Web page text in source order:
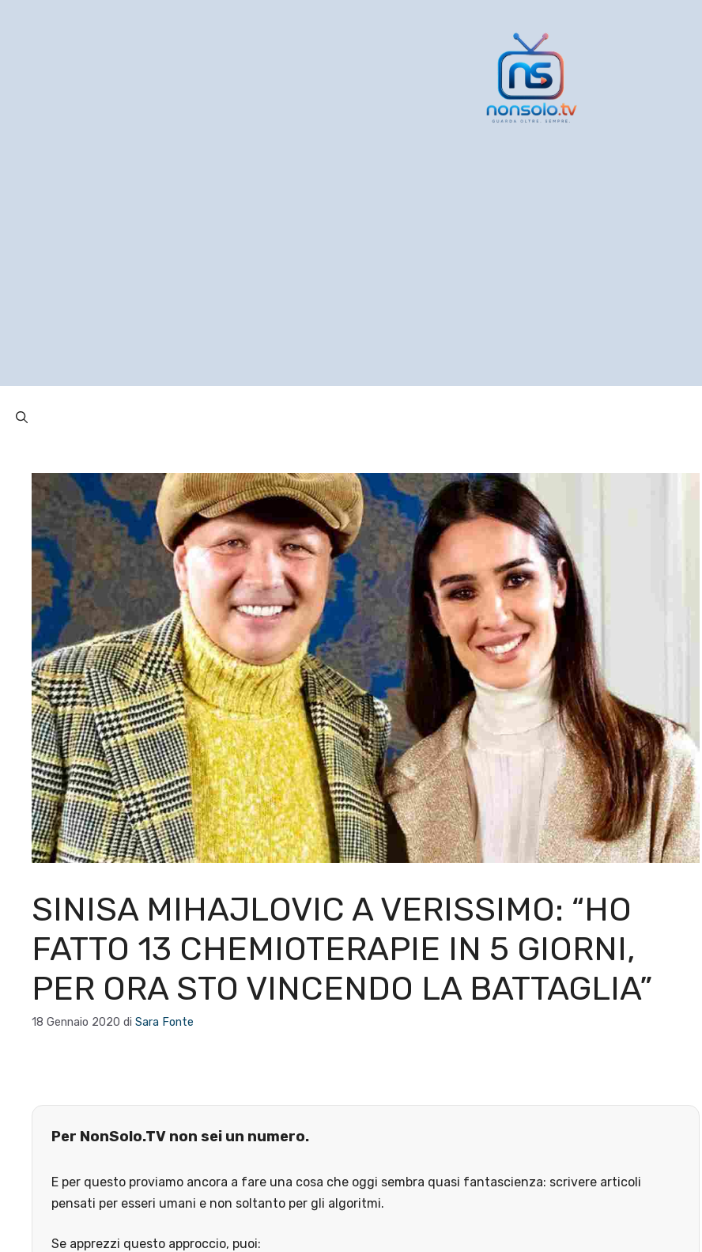
SINISA MIHAJLOVIC A VERISSIMO: “HO
FATTO 13 CHEMIOTERAPIE IN 5 GIORNI,
PER ORA STO VINCENDO LA BATTAGLIA”
18 Gennaio 2020 di Sara Fonte
Per NonSolo.TV non sei un numero.
E per questo proviamo ancora a fare una cosa che oggi sembra quasi fantascienza: scrivere articoli
pensati per esseri umani e non soltanto per gli algoritmi.
Se apprezzi questo approccio, puoi: